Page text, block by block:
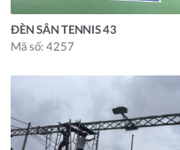
ĐÈN SÂN TENNIS 43
Mã số: 4257